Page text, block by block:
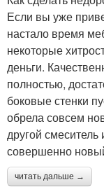
Если вы уже
настало время
некоторые
деньги.
полностью,
боковые стенки
обрела совсем
другой
совершенно
читать дальше →